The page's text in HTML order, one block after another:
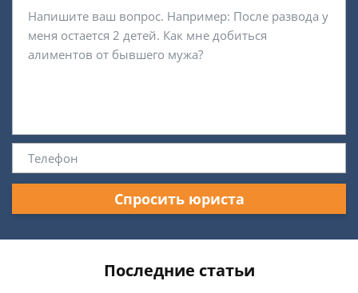
Спросить юриста
Последние статьи